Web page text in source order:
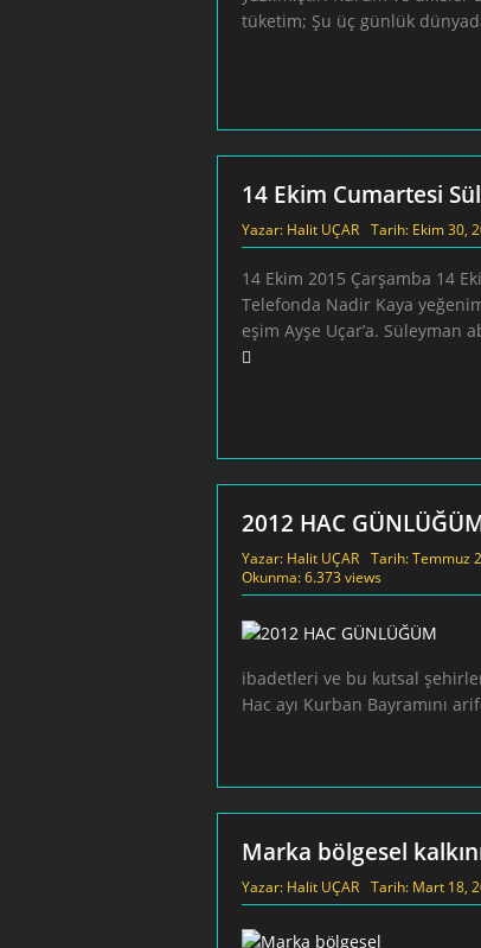
tüketim; Şu üç günlük
14 Ekim Cumartesi
Yazar: Halit UÇAR Tarih: Ekim 30,
14 Ekim 2015 Çarşamba 14
Telefonda Nadir Kaya
eşim Ayşe Uçar’a. Süleyman
2012 HAC
Yazar: Halit UÇAR Tarih:Temmuz
Okunma: 6.373 views
ibadetleri ve bu kutsal
Hac ayı Kurban Bayramını
Marka bölgesel
Yazar: Halit UÇAR Tarih: Mart 18,